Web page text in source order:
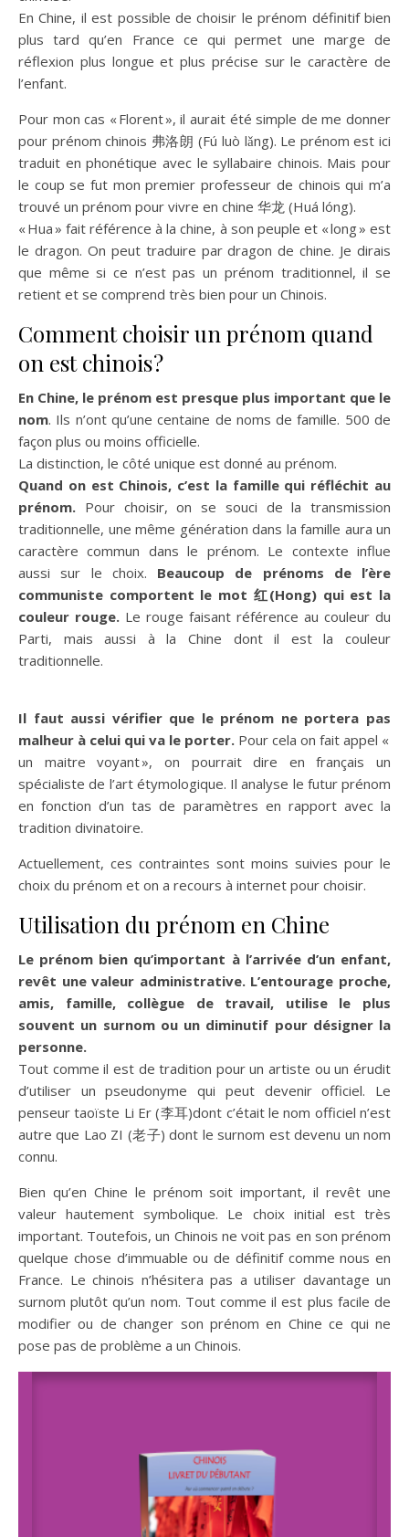
En Chine, il est possible de choisir le prénom définitif bien
plus tard qu’en France ce qui permet une marge de
réflexion plus longue et plus précise sur le caractère de
l’enfant.
Pour mon cas « Florent », il aurait été simple de me donner
pour prénom chinois 弗洛朗 (Fú luò lǎng). Le prénom est ici
traduit en phonétique avec le syllabaire chinois. Mais pour
le coup se fut mon premier professeur de chinois qui m’a
trouvé un prénom pour vivre en chine 华龙 (Huá lóng).
« Hua » fait référence à la chine, à son peuple et « long » est
le dragon. On peut traduire par dragon de chine. Je dirais
que même si ce n’est pas un prénom traditionnel, il se
retient et se comprend très bien pour un Chinois.
Comment choisir un prénom quand
on est chinois ?
En Chine, le prénom est presque plus important que le
nom. Ils n’ont qu’une centaine de noms de famille. 500 de
façon plus ou moins officielle.
La distinction, le côté unique est donné au prénom.
Quand on est Chinois, c’est la famille qui réfléchit au
prénom. Pour choisir, on se souci de la transmission
traditionnelle, une même génération dans la famille aura un
caractère commun dans le prénom. Le contexte influe
aussi sur le choix. Beaucoup de prénoms de l’ère
communiste comportent le mot 红(Hong) qui est la
couleur rouge. Le rouge faisant référence au couleur du
Parti, mais aussi à la Chine dont il est la couleur
traditionnelle.
Il faut aussi vérifier que le prénom ne portera pas
malheur à celui qui va le porter. Pour cela on fait appel «
un maitre voyant », on pourrait dire en français un
spécialiste de l’art étymologique. Il analyse le futur prénom
en fonction d’un tas de paramètres en rapport avec la
tradition divinatoire.
Actuellement, ces contraintes sont moins suivies pour le
choix du prénom et on a recours à internet pour choisir.
Utilisation du prénom en Chine
Le prénom bien qu’important à l’arrivée d’un enfant,
revêt une valeur administrative. L’entourage proche,
amis, famille, collègue de travail, utilise le plus
souvent un surnom ou un diminutif pour désigner la
personne.
Tout comme il est de tradition pour un artiste ou un érudit
d’utiliser un pseudonyme qui peut devenir officiel. Le
penseur taoïste Li Er (李耳)dont c’était le nom officiel n’est
autre que Lao ZI (老子) dont le surnom est devenu un nom
connu.
Bien qu’en Chine le prénom soit important, il revêt une
valeur hautement symbolique. Le choix initial est très
important. Toutefois, un Chinois ne voit pas en son prénom
quelque chose d’immuable ou de définitif comme nous en
France. Le chinois n’hésitera pas a utiliser davantage un
surnom plutôt qu’un nom. Tout comme il est plus facile de
modifier ou de changer son prénom en Chine ce qui ne
pose pas de problème a un Chinois.